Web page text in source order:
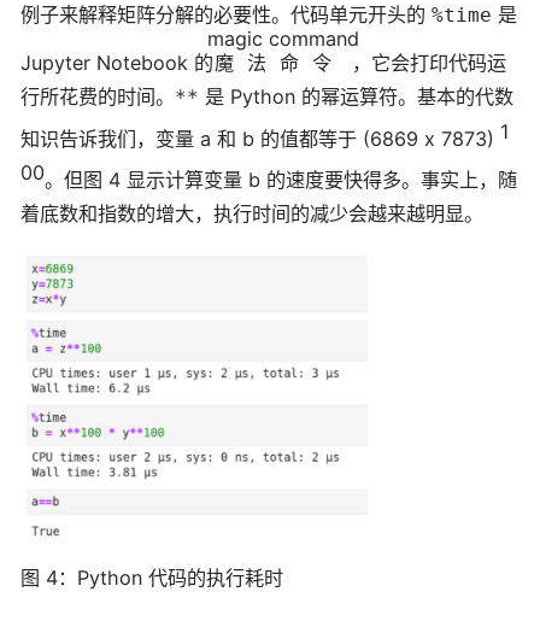
例子来解释矩阵分解的必要性。代码单元开头的 %time 是
Jupyter Notebook 的魔法命令
magic command
，它会打印代码运
行所花费的时间。 ** 是 Python 的幂运算符。基本的代数
知识告诉我们，变量 a 和 b 的值都等于 (6869 x 7873) 1
00。但图 4 显示计算变量 b 的速度要快得多。事实上，随
着底数和指数的增大，执行时间的减少会越来越明显。
图 4：Python 代码的执行耗时